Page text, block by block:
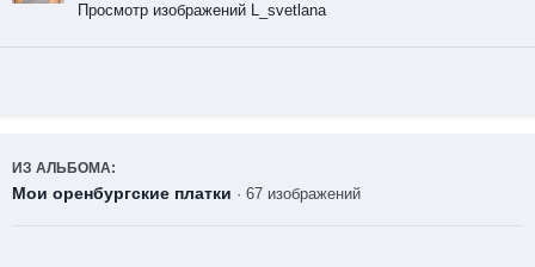
Просмотр изображений L_svetlana
ИЗ АЛЬБОМА:
Мои оренбургские платки · 67 изображений